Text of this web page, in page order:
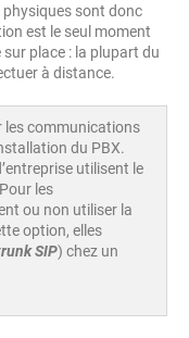
sont donc
est le seul moment
sur place : la plupart du
à distance.
les communications
du PBX.
utilisent le
les
ou non utiliser la
option, elles
SIP) chez un